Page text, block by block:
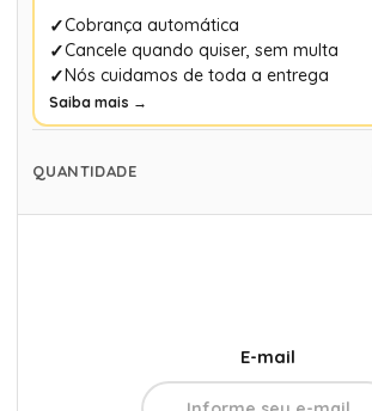
Cobrança automática
Cancele quando quiser, sem multa
Nós cuidamos de toda a entrega
Saiba mais →
E-mail